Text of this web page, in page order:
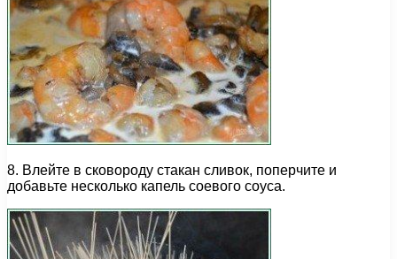
8. Влейте в сковороду стакан сливок, поперчите и
добавьте несколько капель соевого соуса.